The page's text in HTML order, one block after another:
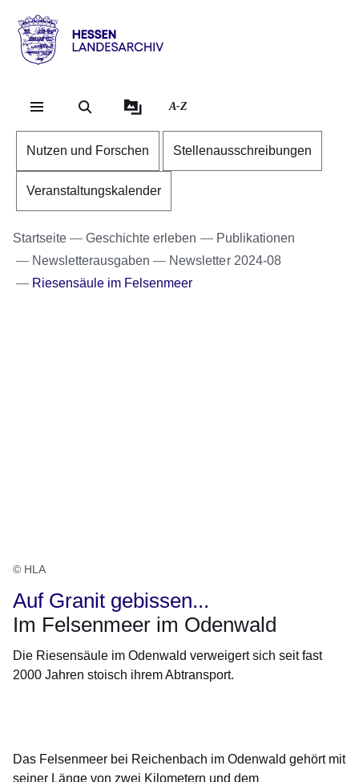
Hessen
Landesarchiv
A-Z
Nutzen und Forschen Stellenausschreibungen
Veranstaltungskalender
Startseite Geschichte erleben
Publikationen
Newsletterausgaben
Newsletter 2024-08
Riesensäule im Felsenmeer
© HLA
Auf Granit gebissen...
Im Felsenmeer im Odenwald
Die Riesensäule im Odenwald verweigert sich seit fast
2000 Jahren stoisch ihrem Abtransport.
Das Felsenmeer bei Reichenbach im Odenwald gehört mit
seiner Länge von zwei Kilometern und dem